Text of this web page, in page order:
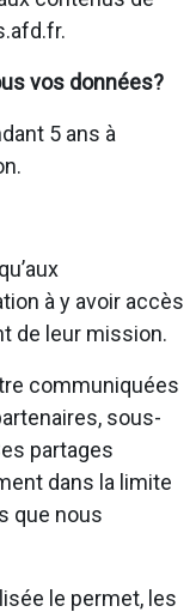
vos données?
5 ans à
à y avoir accès
de leur mission.
communiquées
sous-
partages
dans la limite
que nous
le permet, les